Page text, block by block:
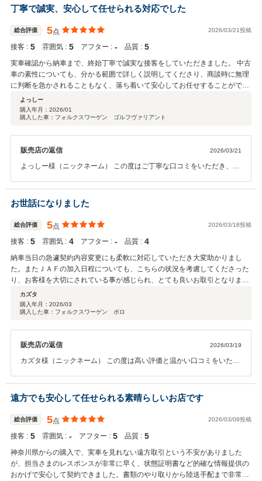
に感じていただけて大変嬉しく思います。また、大切に乗られていた
ＧＯＬＦを拝見し、お車への愛情がとても伝わってまいりました。ご
納車の際に一緒にお写真を撮らせていただけたことも、私にとって印
象深い思い出となっております。 また、これからはT-ROCならではの
力強さや快適な乗り味も、ぜひ楽しみながらお乗りいただけますと幸
いです。 今後もお車のことで何かございましたら、遠方ではございま
すができる限りサポートさせていただきますので、お気軽にご連絡く
ださい。この度は本当にありがとうございました。
丁寧で誠実、安心して任せられる対応でした
総合評価 5点 2026/03/21投稿
接客 : 5 雰囲気 : 5 アフター : ‐ 品質 : 5
実車確認から納車まで、終始丁寧で誠実な接客をしていただきました。 中古
車の素性についても、分かる範囲で詳しく説明してくださり、商談時に無理
に判断を急かされることもなく、落ち着いて安心してお任せすることができ
ました。 契約後の対応についても、何度か電話で相談させていただきました
が、その都度丁寧にご対応いただき、ストレスなく手続きを進めることがで
きました。納車時にさまざまなお心遣いをいただけた点も嬉しかったです。
よっしー
購入年月： 2026/01
購入した車：フォルクスワーゲン ゴルフヴァリアント
販売店の返信 2026/03/21
よっしー様（ニックネーム） この度はご丁寧な口コミをいただき、誠
お言葉、大変嬉しく拝見いたしました。 お車がお好きなよっしー様に
フォルクスワーゲンゴルフヴァリアントもご満足いただけておりまし
たら何よりでございます。 これから、たくさん素敵な思い出を作って
いただければ幸いです。 お子様が産まれましたら、ぜひご家族皆さま
でお気軽に遊びにいらしてください。 今後とも末永いお付き合いのほ
ど、よろしくお願いいたします。
お世話になりました
総合評価 5点 2026/03/18投稿
接客 : 5 雰囲気 : 4 アフター : ‐ 品質 : 4
納車当日の急遽契約内容変更にも柔軟に対応していただき大変助かりまし
た。またＪＡＦの加入日程についても、こちらの状況を考慮してくださった
り、お客様を大切にされている事が感じられ、とても良いお取引となりまし
た。お勧めできるお店です。
カズタ
購入年月： 2026/03
購入した車：フォルクスワーゲン ポロ
販売店の返信 2026/03/19
カズタ様（ニックネーム） この度は高い評価と温かい口コミをいただ
お任せいただけたこと、心より感謝申し上げます。 ご納車の際に初め
てカズタ様にお会いできたことも、大変嬉しく思っております。 納車
当日のご変更にもご満足いただけたようで安心いたしました。 ＪＡＦ
のご加入につきましても、少しでもお力になれておりましたら幸いで
す。 カズタ様のこれからのカーライフがより良いものとなりますよう
願っております。 今後ともどうぞよろしくお願いいたします。
遠方でも安心して任せられる素晴らしいお店です
総合評価 5点 2026/03/08投稿
接客 : 5 雰囲気 : ‐ アフター : 5 品質 : 5
神奈川県からの購入で、実車を見れない遠方取引という不安がありました
が、担当さまのレスポンスが非常に早く、状態証明書など的確な情報提供の
おかげで安心して契約できました。書類のやり取りから陸送手配まで非常に